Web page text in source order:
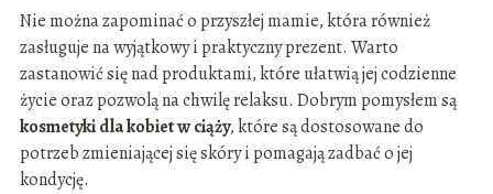
Nie można zapominać o przyszłej mamie, która również
zasługuje na wyjątkowy i praktyczny prezent. Warto
zastanowić się nad produktami, które ułatwią jej codzienne
życie oraz pozwolą na chwilę relaksu. Dobrym pomysłem są
kosmetyki dla kobiet w ciąży, które są dostosowane do
potrzeb zmieniającej się skóry i pomagają zadbać o jej
kondycję.